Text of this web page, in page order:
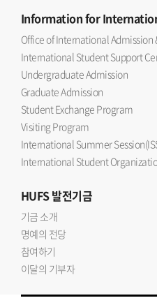
연구 경쟁력을 높이는 계기
결과는 응집물질물리학 분
국제저명학술지인 『
7월 10일에 온라인 게재됐다. 논문
Porous SNP@MXene
Responsive Moisture
Wearable Hydration
Informationfor
Office of International Admission
International Student Support
Undergraduate Admission
Graduate Admission
Student Exchange Program
Visiting Program
International Summer
International Student
HUFS발전기금
기금 소개
명예의 전당
참여하기
이달의 기부자